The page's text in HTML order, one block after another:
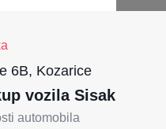
6B, Kozarice
vozila Sisak
automobila